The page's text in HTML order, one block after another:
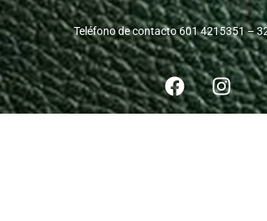
Teléfono de contacto 601 4215351 –